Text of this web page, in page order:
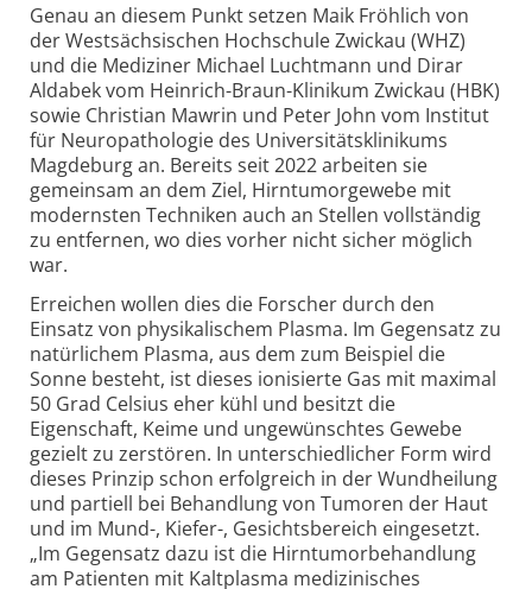
Genau an diesem Punkt setzen Maik Fröhlich von
der Westsächsischen Hochschule Zwickau (WHZ)
und die Mediziner Michael Luchtmann und Dirar
Aldabek vom Heinrich-Braun-Klinikum Zwickau (HBK)
sowie Christian Mawrin und Peter John vom Institut
für Neuropathologie des Universitätsklinikums
Magdeburg an. Bereits seit 2022 arbeiten sie
gemeinsam an dem Ziel, Hirntumorgewebe mit
modernsten Techniken auch an Stellen vollständig
zu entfernen, wo dies vorher nicht sicher möglich
war.
Erreichen wollen dies die Forscher durch den
Einsatz von physikalischem Plasma. Im Gegensatz zu
natürlichem Plasma, aus dem zum Beispiel die
Sonne besteht, ist dieses ionisierte Gas mit maximal
50 Grad Celsius eher kühl und besitzt die
Eigenschaft, Keime und ungewünschtes Gewebe
gezielt zu zerstören. In unterschiedlicher Form wird
dieses Prinzip schon erfolgreich in der Wundheilung
und partiell bei Behandlung von Tumoren der Haut
und im Mund-, Kiefer-, Gesichtsbereich eingesetzt.
„Im Gegensatz dazu ist die Hirntumorbehandlung
am Patienten mit Kaltplasma medizinisches